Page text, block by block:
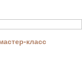
класс